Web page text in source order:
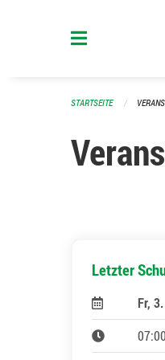
STARTSEITE
Letzter
Fr,